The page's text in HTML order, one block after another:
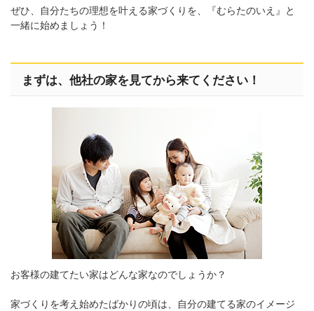
ぜひ、自分たちの理想を叶える家づくりを、『むらたのいえ』と
一緒に始めましょう！
まずは、他社の家を見てから来てください！
お客様の建てたい家はどんな家なのでしょうか？
家づくりを考え始めたばかりの頃は、自分の建てる家のイメージ